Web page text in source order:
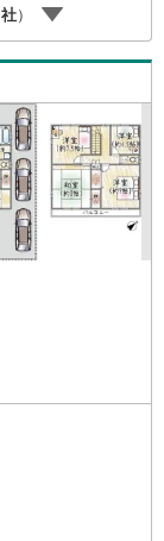
社）